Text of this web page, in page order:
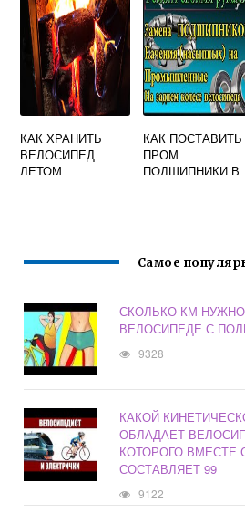
КАК ХРАНИТЬ
ВЕЛОСИПЕД
ЛЕТОМ
КАК ПОСТАВИТЬ
ПРОМ
ПОДШИПНИКИ В
Самое
СКОЛЬКО КМ
ВЕЛОСИПЕДЕ С
9328
КАКОЙ
ОБЛАДАЕТ
КОТОРОГО ВМЕСТЕ
СОСТАВЛЯЕТ 99
9122